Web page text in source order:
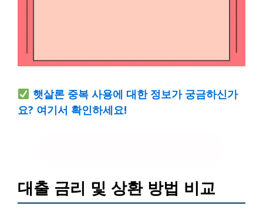
햇살론 중복 사용에 대한 정보가 궁금하신가
요? 여기서 확인하세요!
대출 금리 및 상환 방법 비교